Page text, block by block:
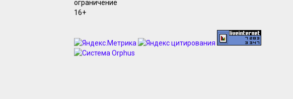
В Курске после раскопок
восстановили грунт на 7 улицах